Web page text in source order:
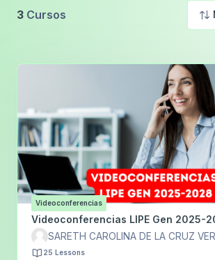
3 Cursos
Videoconferencias
Videoconferencias LIPE Gen 2025-
SARETH CAROLINA DE LA CRUZ
25 Lessons